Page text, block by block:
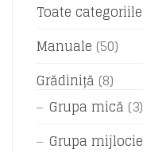
Toate categoriile
Manuale (50)
Grădiniță (8)
Grupa mică (3)
Grupa mijlocie